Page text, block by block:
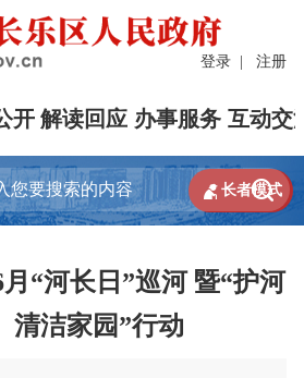
登录 | 注册
开 解读回应 办事服务 互动交

 长者模式
“河长日”巡河 暨“护河
清洁家园”行动